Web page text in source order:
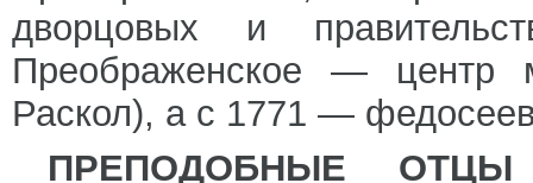
дворцовых и
Преображенское — центр
Раскол), а с 1771 —
ПРЕПОДОБНЫЕ ОТЦЫ